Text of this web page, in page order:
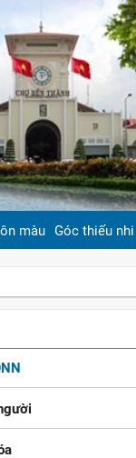
màu Góc thiếu nhi
Ca dao - tục
Đồng dao